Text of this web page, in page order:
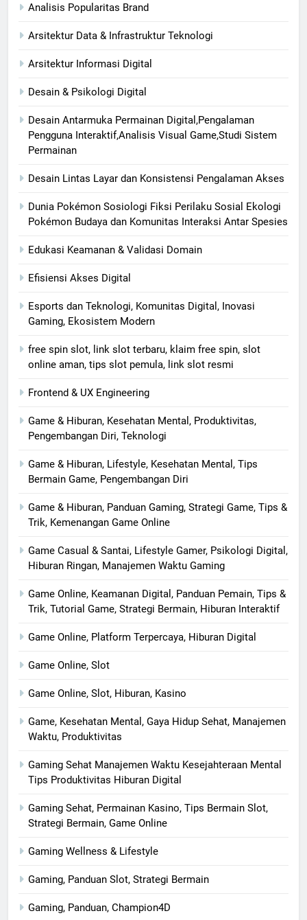
Analisis Popularitas Brand
Arsitektur Data & Infrastruktur Teknologi
Arsitektur Informasi Digital
Desain & Psikologi Digital
Desain Antarmuka Permainan Digital,Pengalaman
Pengguna Interaktif,Analisis Visual Game,Studi Sistem
Permainan
Desain Lintas Layar dan Konsistensi Pengalaman Akses
Dunia Pokémon Sosiologi Fiksi Perilaku Sosial Ekologi
Pokémon Budaya dan Komunitas Interaksi Antar Spesies
Edukasi Keamanan & Validasi Domain
Efisiensi Akses Digital
Esports dan Teknologi, Komunitas Digital, Inovasi
Gaming, Ekosistem Modern
free spin slot, link slot terbaru, klaim free spin, slot
online aman, tips slot pemula, link slot resmi
Frontend & UX Engineering
Game & Hiburan, Kesehatan Mental, Produktivitas,
Pengembangan Diri, Teknologi
Game & Hiburan, Lifestyle, Kesehatan Mental, Tips
Bermain Game, Pengembangan Diri
Game & Hiburan, Panduan Gaming, Strategi Game, Tips &
Trik, Kemenangan Game Online
Game Casual & Santai, Lifestyle Gamer, Psikologi Digital,
Hiburan Ringan, Manajemen Waktu Gaming
Game Online, Keamanan Digital, Panduan Pemain, Tips &
Trik, Tutorial Game, Strategi Bermain, Hiburan Interaktif
Game Online, Platform Terpercaya, Hiburan Digital
Game Online, Slot
Game Online, Slot, Hiburan, Kasino
Game, Kesehatan Mental, Gaya Hidup Sehat, Manajemen
Waktu, Produktivitas
Gaming Sehat Manajemen Waktu Kesejahteraan Mental
Tips Produktivitas Hiburan Digital
Gaming Sehat, Permainan Kasino, Tips Bermain Slot,
Strategi Bermain, Game Online
Gaming Wellness & Lifestyle
Gaming, Panduan Slot, Strategi Bermain
Gaming, Panduan, Champion4D